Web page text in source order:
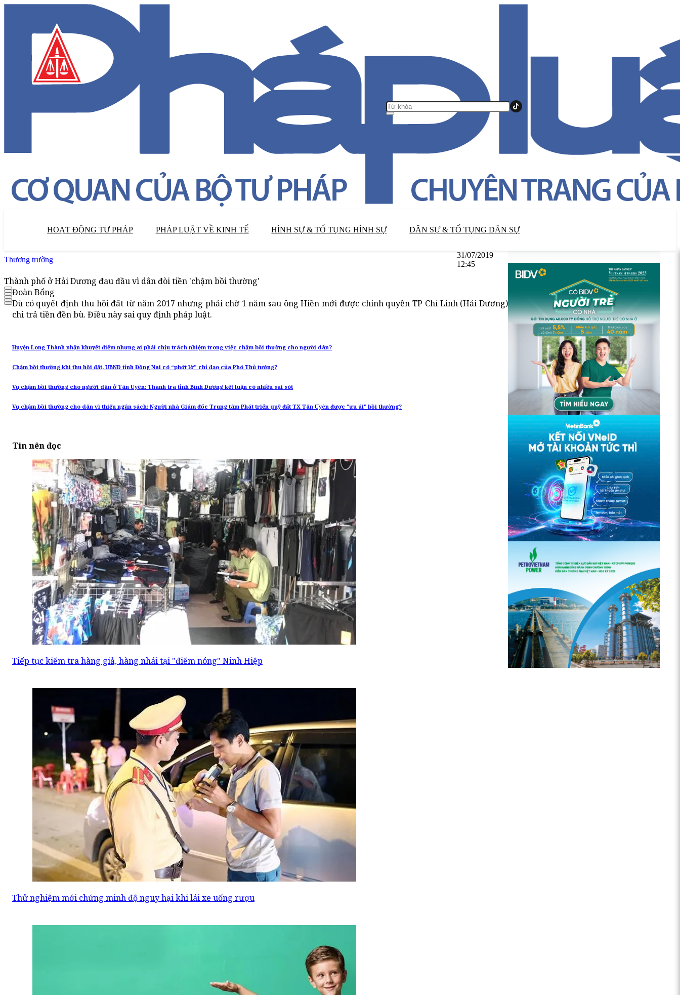
HOẠT ĐỘNG TƯ PHÁP PHÁP LUẬT VỀ KINH TẾ HÌNH SỰ & TỐ TỤNG HÌNH SỰ DÂN SỰ & TỐ TỤNG DÂN SỰ
Thương trường
31/07/2019
12:45
Thành phố ở Hải Dương đau đầu vì dân đòi tiền 'chậm bồi thường'
Đoàn Bổng
Dù có quyết định thu hồi đất từ năm 2017 nhưng phải chờ 1 năm sau ông Hiền mới được chính quyền TP Chí Linh (Hải Dương)
chi trả tiền đền bù. Điều này sai quy định pháp luật.
Huyện Long Thành nhận khuyết điểm nhưng ai phải chịu trách nhiệm trong việc chậm bồi thường cho người dân?
Chậm bồi thường khi thu hồi đất, UBND tỉnh Đồng Nai có “phớt lờ” chỉ đạo của Phó Thủ tướng?
Vụ chậm bồi thường cho người dân ở Tân Uyên: Thanh tra tỉnh Bình Dương kết luận có nhiều sai sót
Vụ chậm bồi thường cho dân vì thiếu ngân sách: Người nhà Giám đốc Trung tâm Phát triển quỹ đất TX Tân Uyên được "ưu ái" bồi thường?
Tin nên đọc
Tiếp tục kiểm tra hàng giả, hàng nhái tại "điểm nóng" Ninh Hiệp
Thử nghiệm mới chứng minh độ nguy hại khi lái xe uống rượu